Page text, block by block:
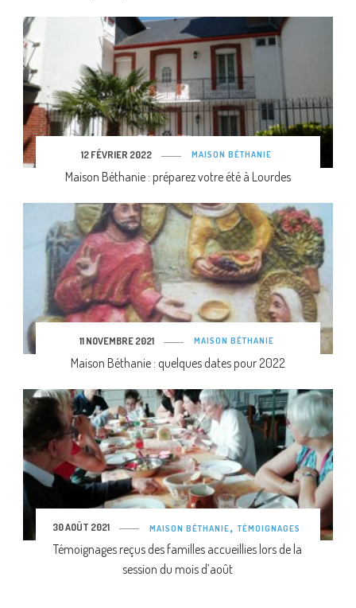
MAISON BÉTHANIE
Maison Béthanie : préparez votre été à Lourdes
12 FÉVRIER 2022
MAISON BÉTHANIE
Maison Béthanie : quelques dates pour 2022
11 NOVEMBRE 2021
MAISON BÉTHANIE TÉMOIGNAGES
Témoignages reçus des familles accueillies lors de la
session du mois d’août
30 AOÛT 2021